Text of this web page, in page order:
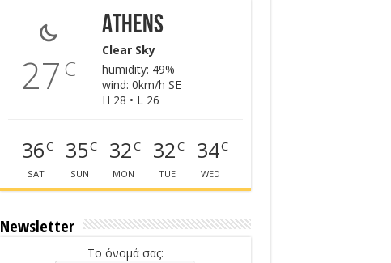
27 C
Athens
Clear Sky
humidity: 49%
wind: 0km/h SE
H 28 • L 26
36C
SAT
35C
SUN
32C
MON
32C
TUE
34C
WED
Newsletter
Το όνομά σας: